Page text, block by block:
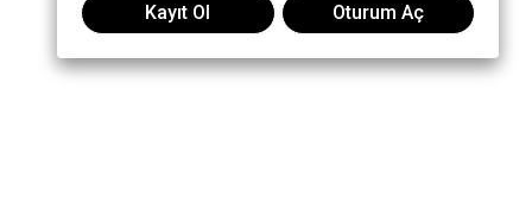
Kayıt Ol Oturum Aç